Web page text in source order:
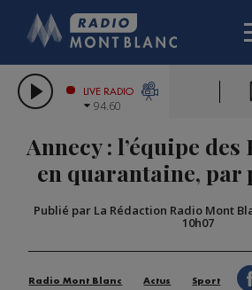
LES CHRONIQUES DE
CITIZEN
GRAND MASSIF
BIGARD
COMPAGNIE DU MONT-
LIVE RADIO
94.60
Annecy : l’équipe des
en quarantaine, par
Publié par La Rédaction Radio Mont
10h07
Radio Mont Blanc Actus Sport